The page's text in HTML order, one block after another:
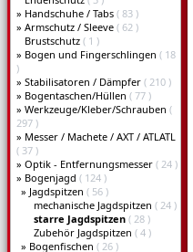
» Handschuhe / Tabs ( 83 )
» Armschutz / Sleeve ( 62 )
Brustschutz ( 1 )
» Bogen und Fingerschlingen ( 18
)
» Stabilisatoren / Dämpfer ( 210 )
» Bogentaschen/Hüllen ( 77 )
» Werkzeuge/Kleber/Schrauben (
297 )
» Messer / Machete / AXT / ATLATL
( 37 )
» Optik - Entfernungsmesser ( 24 )
» Bogenjagd ( 124 )
» Jagdspitzen ( 56 )
mechanische Jagdspitzen ( 24 )
starre Jagdspitzen ( 28 )
Zubehör Jagdspitzen ( 4 )
» Bogenfischen ( 26 )